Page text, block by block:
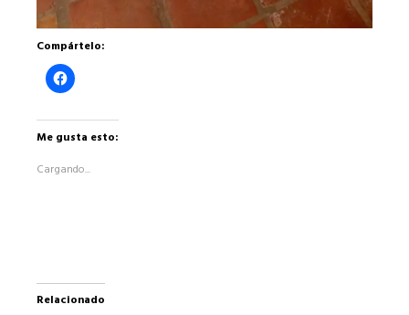
Compártelo:
Haz
clic
en
Facebook
en
Me gusta esto:
Cargando...
Relacionado